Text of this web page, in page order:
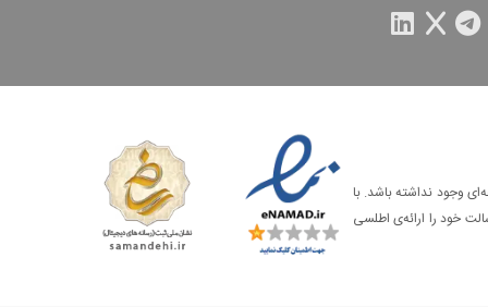
وجود نداشته باشد. با
خود را ارائه‌ی اطلسی